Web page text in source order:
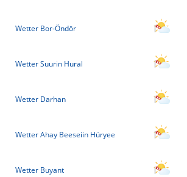
Wetter Bor-Öndör
Wetter Suurin Hural
Wetter Darhan
Wetter Ahay Beeseiin Hüryee
Wetter Buyant